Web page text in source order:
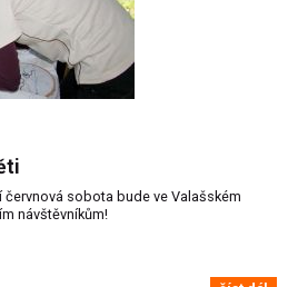
sobota bude ve Valašském
návštěvníkům!